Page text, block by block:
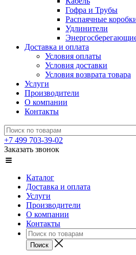
Гофра и Трубы
Распаячные
Удлинители
Доставка и оплата
Условия оплаты
Условия доставки
Условия возврата товара
Услуги
Производители
О компании
Контакты
+7 499 703-39-02
Заказать звонок
Каталог
Доставка и оплата
Услуги
Производители
О компании
Контакты